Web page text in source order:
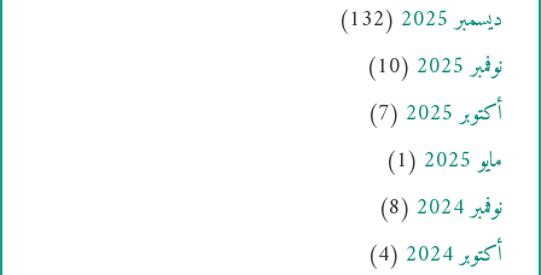
ديسمبر 2025
(132)
نوفمبر 2025
(10)
أكتوبر 2025
(7)
مايو 2025
(1)
نوفمبر 2024
(8)
أكتوبر 2024
(4)